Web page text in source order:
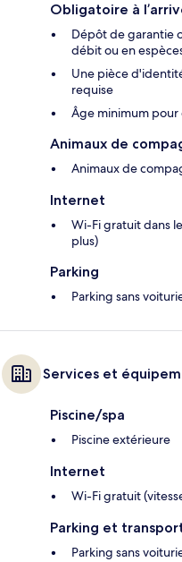
Obligatoire à
Dépôt de garantie
débit ou en
Une pièce
requise
Âge minimum
Animaux de
Animaux de
Internet
Wi-Fi gratuit dans
plus)
Parking
Parking sans
Services et
Piscine/spa
Piscine extérieure
Internet
Wi-Fi gratuit
Parking et
Parking sans